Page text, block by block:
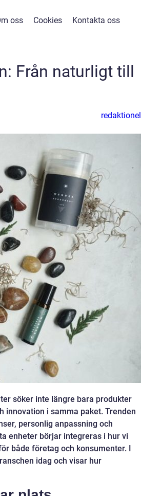
oss Cookies Kontakta oss
Från naturligt till
redaktionel
söker inte längre bara produkter
innovation i samma paket. Trenden
personlig anpassning och
enheter börjar integreras i hur vi
både företag och konsumenter. I
idag och visar hur